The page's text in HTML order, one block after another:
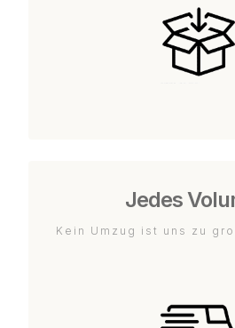
Jedes
Kein Umzug ist uns zu